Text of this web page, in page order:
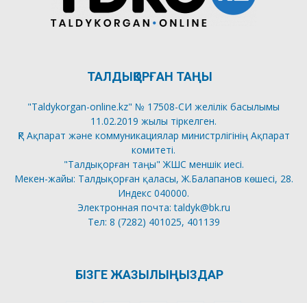
ТАЛДЫҚОРҒАН ТАҢЫ
"Taldykorgan-online.kz" № 17508-СИ желілік басылымы
11.02.2019 жылы тіркелген.
ҚР Ақпарат және коммуникациялар министрлігінің Ақпарат
комитеті.
"Талдықорған таңы" ЖШС меншік иесі.
Мекен-жайы: Талдықорған қаласы, Ж.Балапанов көшесі, 28.
Индекс 040000.
Электронная почта: taldyk@bk.ru
Тел: 8 (7282) 401025, 401139
БІЗГЕ ЖАЗЫЛЫҢЫЗДАР